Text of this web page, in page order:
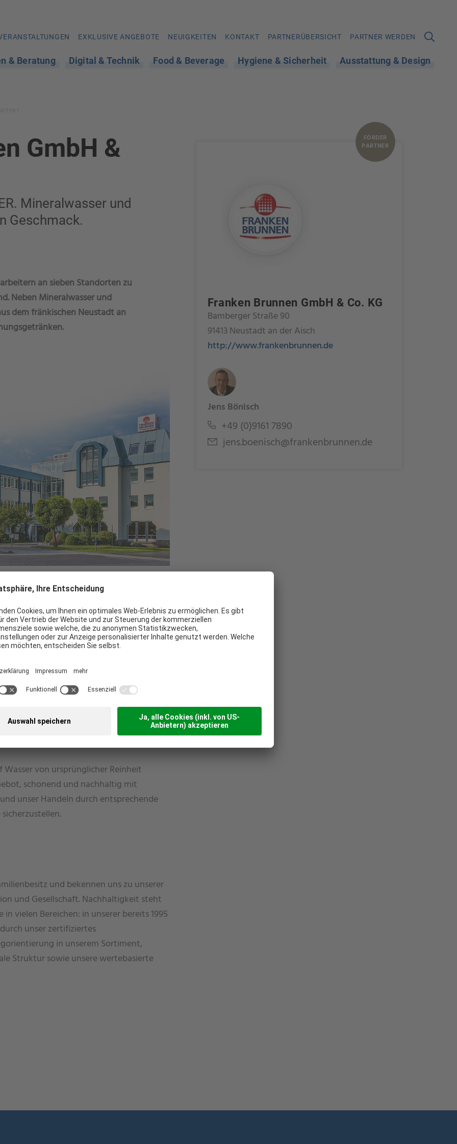
EXKLUSIVE ANGEBOTE NEUIGKEITEN KONTAKT PARTNERÜBERSICHT PARTNER WERDEN
& Beratung Digital & Technik Food & Beverage Hygiene & Sicherheit Ausstattung & Design
FÖRDER
PARTNER
Franken Brunnen GmbH & Co. KG
Bamberger Straße 90
91413 Neustadt an der Aisch
http://www.frankenbrunnen.de
Jens Bönisch
+49 (0)9161 7890
jens.boenisch@frankenbrunnen.de
GmbH &
Mineralwasser und
Geschmack.
an sieben Standorten zu
Neben Mineralwasser und
dem fränkischen Neustadt an
ist so spannend und vielfältig
Familienunternehmen mit zehn
erfolgreich, Tradition und Moderne
sondern auch mit Produkten, die von
und gleichzeitig den Geschmack
von ursprünglicher Reinheit
schonend und nachhaltig mit
unser Handeln durch entsprechende
und bekennen uns zu unserer
und Gesellschaft. Nachhaltigkeit steht
vielen Bereichen: in unserer bereits 1995
unser zertifiziertes
in unserem Sortiment,
Struktur sowie unsere wertebasierte